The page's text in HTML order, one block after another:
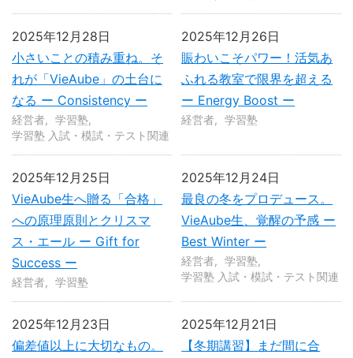
小さいことの積み重ね。そ
れが「VieAube」の土台に
なる ー Consistency ー
2025年12月28日
経営者
学習塾
学習塾 入試・模試・テスト関連
賑わいこそパワー！活気あ
ふれる教室で限界を超える
ー Energy Boost ー
2025年12月26日
経営者 学習塾
VieAube生へ贈る「合格」
への原理原則とクリスマ
ス・エール ー Gift for
Success ー
2025年12月25日
経営者 学習塾
最良の冬をプロデュース。
VieAube生、覚醒の予感 ー
Best Winter ー
2025年12月24日
経営者
学習塾
学習塾 入試・模試・テスト関連
偏差値以上に大切なもの。
2025年12月23日
【冬期講習】まだ間に合
2025年12月21日